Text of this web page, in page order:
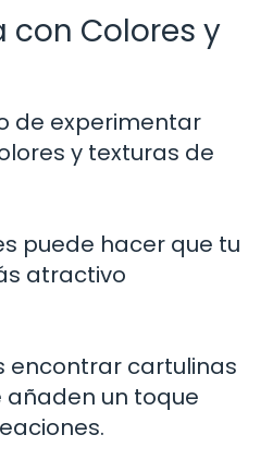
con Colores y
de experimentar
y texturas de
puede hacer que tu
atractivo
encontrar cartulinas
añaden un toque